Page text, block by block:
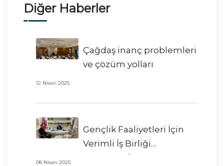
Diğer Haberler
Çağdaş inanç problemleri
ve çözüm yolları
12 Nisan 2025
Gençlik Faaliyetleri İçin
Verimli İş Birliği
Görüşmesi
08 Nisan 2025